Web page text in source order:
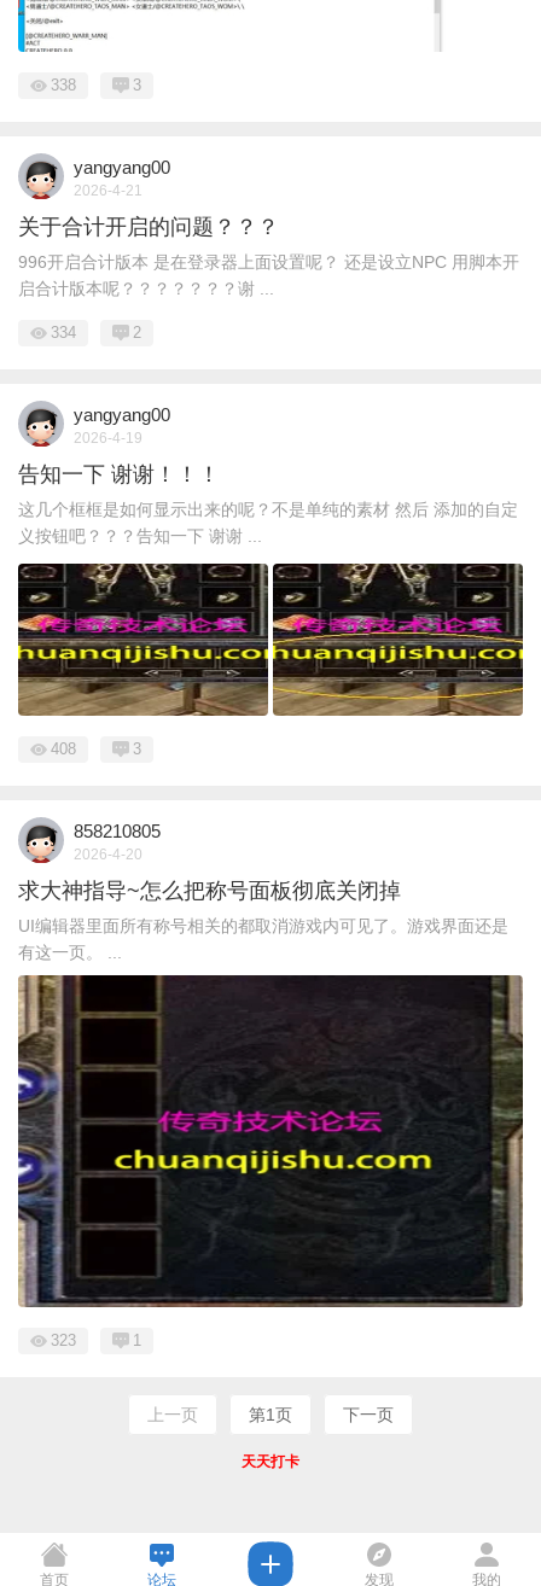
338 3
yangyang00
2026-4-21
关于合计开启的问题？？？
996开启合计版本 是在登录器上面设置呢？ 还是设立NPC 用脚本开
启合计版本呢？？？？？？？谢 ...
334 2
yangyang00
2026-4-19
告知一下 谢谢！！！
这几个框框是如何显示出来的呢？不是单纯的素材 然后 添加的自定
义按钮吧？？？告知一下 谢谢 ...
408 3
858210805
2026-4-20
求大神指导~怎么把称号面板彻底关闭掉
UI编辑器里面所有称号相关的都取消游戏内可见了。游戏界面还是
有这一页。 ...
323 1
上一页 第1页 下一页
天天打卡
首页 论坛 发现 我的